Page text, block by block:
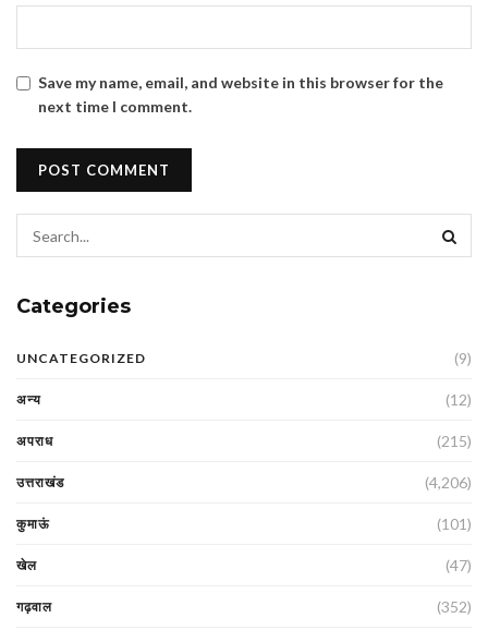
Save my name, email, and website in this browser for the
next time I comment.
Categories
UNCATEGORIZED (9)
अन्य (12)
अपराध (215)
उत्तराखंड (4,206)
कुमाऊं (101)
खेल (47)
गढ़वाल (352)